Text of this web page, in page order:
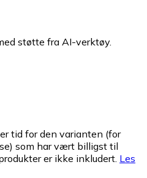
støtte fra AI-verktøy.
tid for den varianten (for
som har vært billigst til
er ikke inkludert. Les